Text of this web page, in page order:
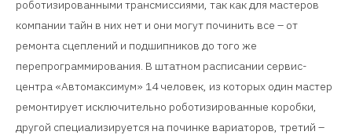
роботизированными трансмиссиями, так как для мастеров
компании тайн в них нет и они могут починить все – от
ремонта сцеплений и подшипников до того же
перепрограммирования. В штатном расписании сервис-
центра «Автомаксимум» 14 человек, из которых один мастер
ремонтирует исключительно роботизированные коробки,
другой специализируется на починке вариаторов, третий –